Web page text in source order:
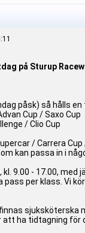
på Sturup
påsk) så hålls
Cup / Saxo Cup
/ Clio Cup
/ Carrera Cup
kan passa in i
kl. 9.00 - 17.00,
pass per klass. Vi
sjuksköterska
att ha tidtagning för